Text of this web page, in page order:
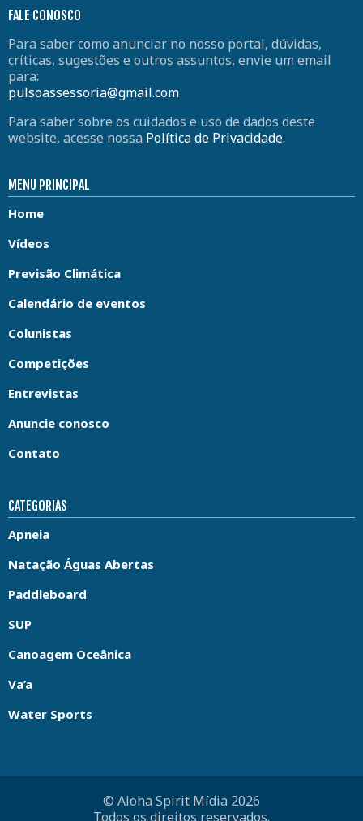
FALE CONOSCO
Para saber como anunciar no nosso portal, dúvidas,
críticas, sugestões e outros assuntos, envie um email
para:
pulsoassessoria@gmail.com
Para saber sobre os cuidados e uso de dados deste
website, acesse nossa Política de Privacidade.
MENU PRINCIPAL
Home
Vídeos
Previsão Climática
Calendário de eventos
Colunistas
Competições
Entrevistas
Anuncie conosco
Contato
CATEGORIAS
Apneia
Natação Águas Abertas
Paddleboard
SUP
Canoagem Oceânica
Va’a
Water Sports
© Aloha Spirit Mídia 2026
Todos os direitos reservados.